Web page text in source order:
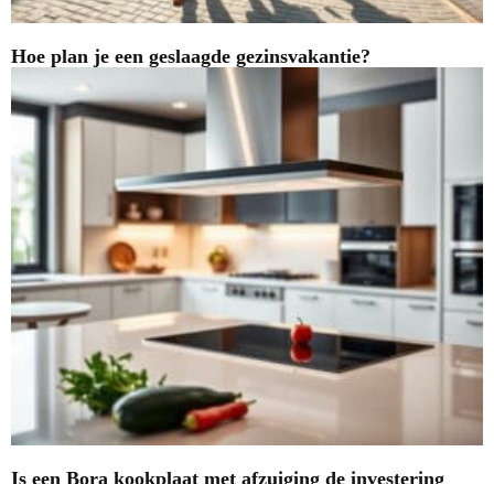
Hoe plan je een geslaagde gezinsvakantie?
Is een Bora kookplaat met afzuiging de investering